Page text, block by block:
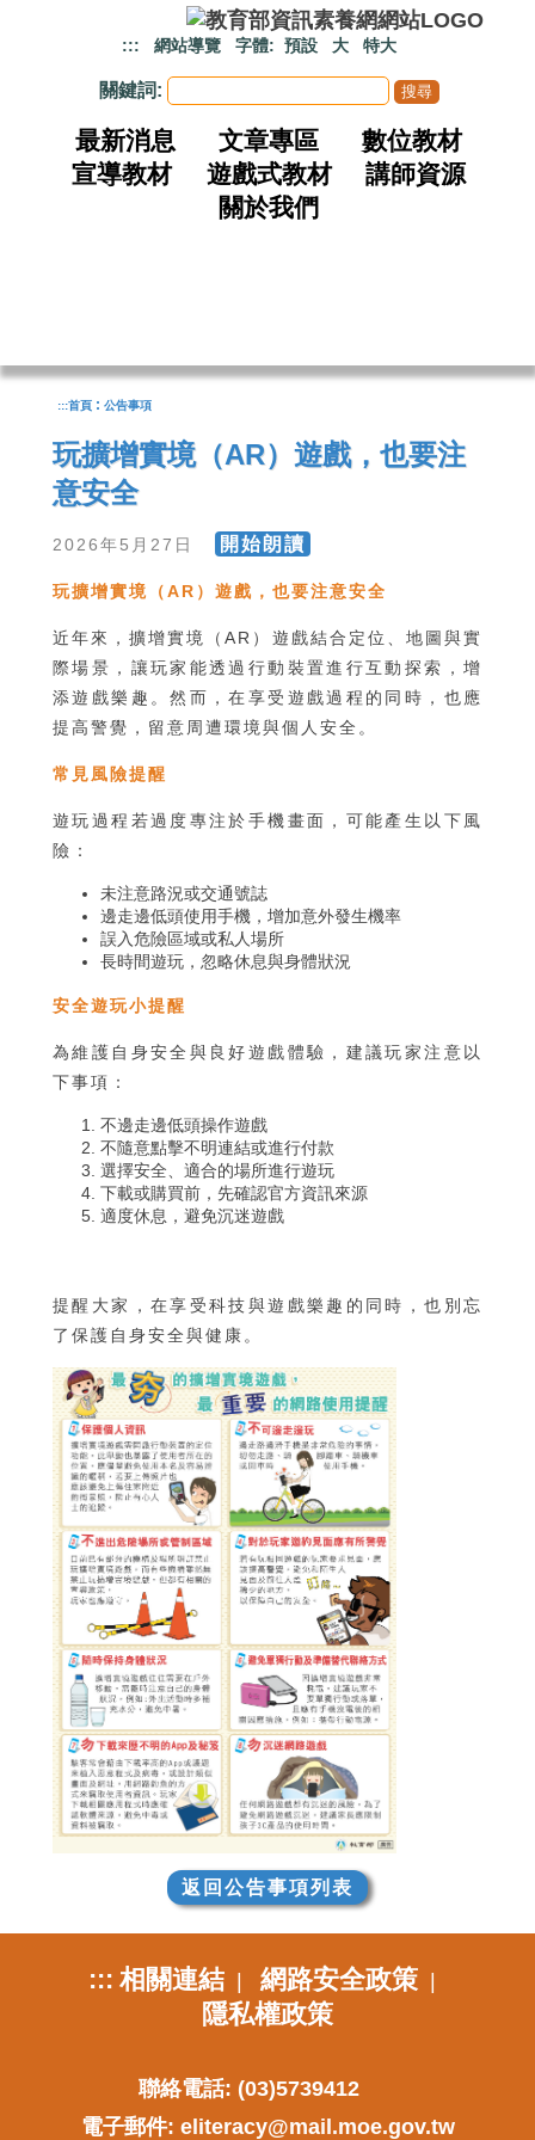
::: 網站導覽 字體: 預設 大 特大
關鍵詞:
最新消息 文章專區
數位教材
宣導教材
遊戲式教材
講師資源
關於我們
:::首頁 : 公告事項
玩擴增實境（AR）遊戲，也要注
意安全
2026年5月27日 開始朗讀
玩擴增實境（AR）遊戲，也要注意安全
近年來，擴增實境（AR）遊戲結合定位、地圖與實
際場景，讓玩家能透過行動裝置進行互動探索，增
添遊戲樂趣。然而，在享受遊戲過程的同時，也應
提高警覺，留意周遭環境與個人安全。
常見風險提醒
遊玩過程若過度專注於手機畫面，可能產生以下風
險：
未注意路況或交通號誌
邊走邊低頭使用手機，增加意外發生機率
誤入危險區域或私人場所
長時間遊玩，忽略休息與身體狀況
安全遊玩小提醒
為維護自身安全與良好遊戲體驗，建議玩家注意以
下事項：
不邊走邊低頭操作遊戲
不隨意點擊不明連結或進行付款
選擇安全、適合的場所進行遊玩
下載或購買前，先確認官方資訊來源
適度休息，避免沉迷遊戲
提醒大家，在享受科技與遊戲樂趣的同時，也別忘
了保護自身安全與健康。
返回公告事項列表
::: 相關連結| 網路安全政策|
隱私權政策
聯絡電話: (03)5739412
電子郵件: eliteracy@mail.moe.gov.tw